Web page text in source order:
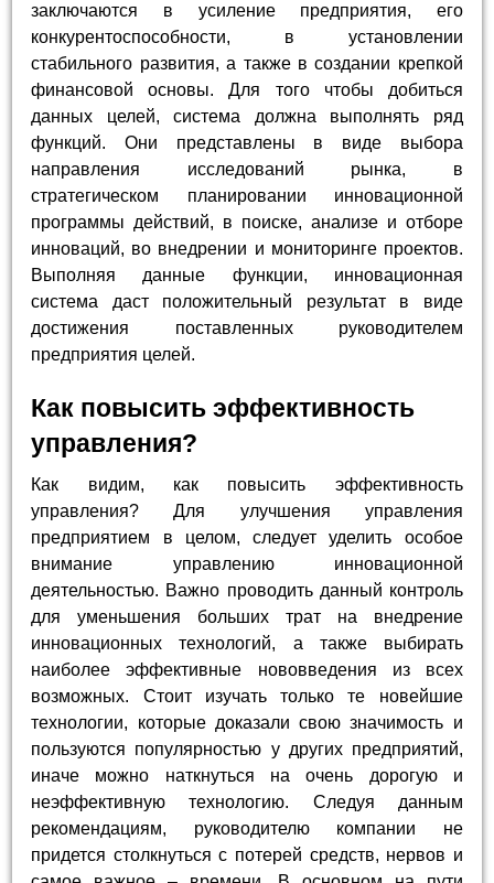
заключаются в усиление предприятия, его
конкурентоспособности, в установлении
стабильного развития, а также в создании крепкой
финансовой основы. Для того чтобы добиться
данных целей, система должна выполнять ряд
функций. Они представлены в виде выбора
направления исследований рынка, в
стратегическом планировании инновационной
программы действий, в поиске, анализе и отборе
инноваций, во внедрении и мониторинге проектов.
Выполняя данные функции, инновационная
система даст положительный результат в виде
достижения поставленных руководителем
предприятия целей.
Как повысить эффективность
управления?
Как видим, как повысить эффективность
управления? Для улучшения управления
предприятием в целом, следует уделить особое
внимание управлению инновационной
деятельностью. Важно проводить данный контроль
для уменьшения больших трат на внедрение
инновационных технологий, а также выбирать
наиболее эффективные нововведения из всех
возможных. Стоит изучать только те новейшие
технологии, которые доказали свою значимость и
пользуются популярностью у других предприятий,
иначе можно наткнуться на очень дорогую и
неэффективную технологию. Следуя данным
рекомендациям, руководителю компании не
придется столкнуться с потерей средств, нервов и